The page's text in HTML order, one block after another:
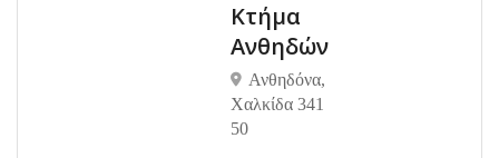
Κτήμα
Ανθηδών
Ανθηδόνα,
Χαλκίδα 341
50